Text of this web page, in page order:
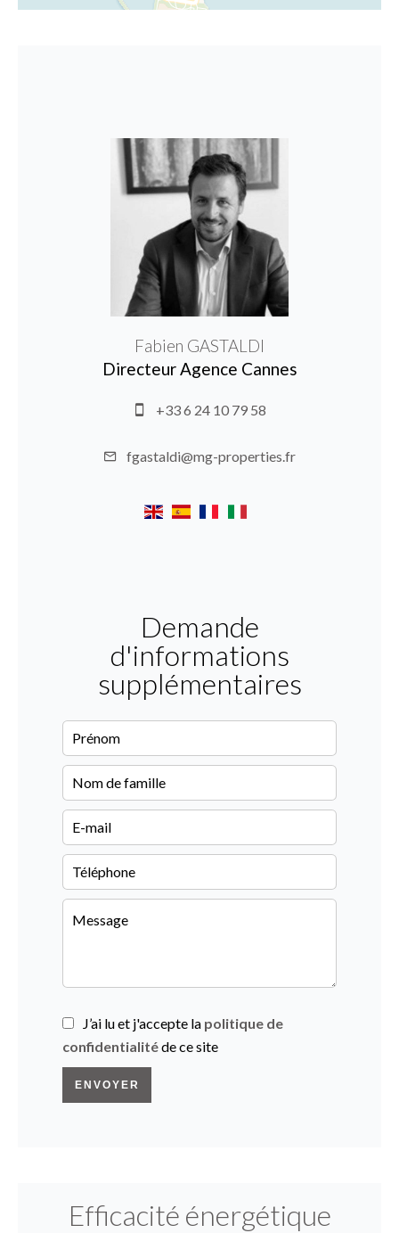
Fabien GASTALDI
Directeur Agence Cannes
+33 6 24 10 79 58
fgastaldi@mg-properties.fr
Demande
d'informations
supplémentaires
J’ai lu et j'accepte la politique de
confidentialitéde ce site
ENVOYER
Efficacité énergétique